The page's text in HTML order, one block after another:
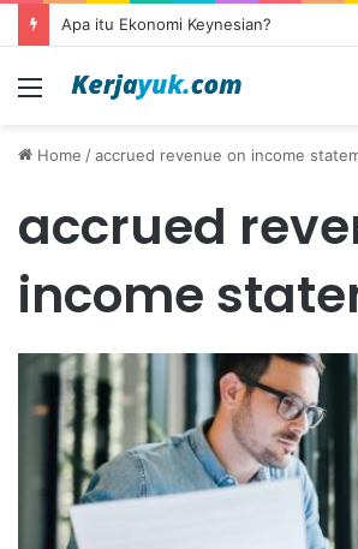
Apa itu Ekonomi Keynesian?
Menu
Home /accrued revenue on income
accrued
income